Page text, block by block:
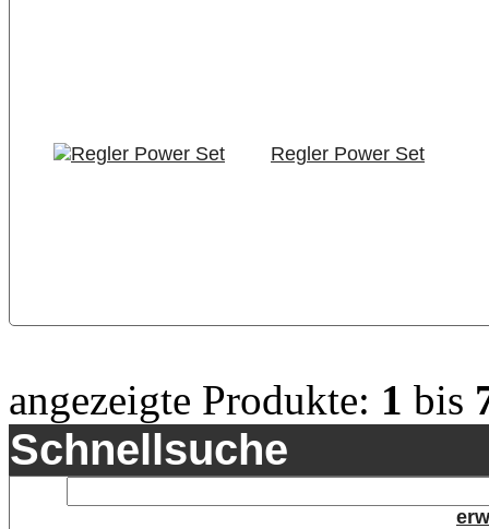
Regler Power Set
angezeigte Produkte: 1 bis
Schnellsuche